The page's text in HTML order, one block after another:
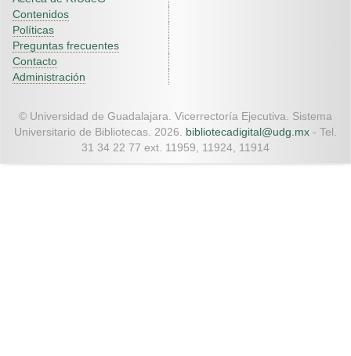
Contenidos
Políticas
Preguntas frecuentes
Contacto
Administración
© Universidad de Guadalajara. Vicerrectoría Ejecutiva. Sistema
Universitario de Bibliotecas. 2026. bibliotecadigital@udg.mx - Tel.
31 34 22 77 ext. 11959, 11924, 11914